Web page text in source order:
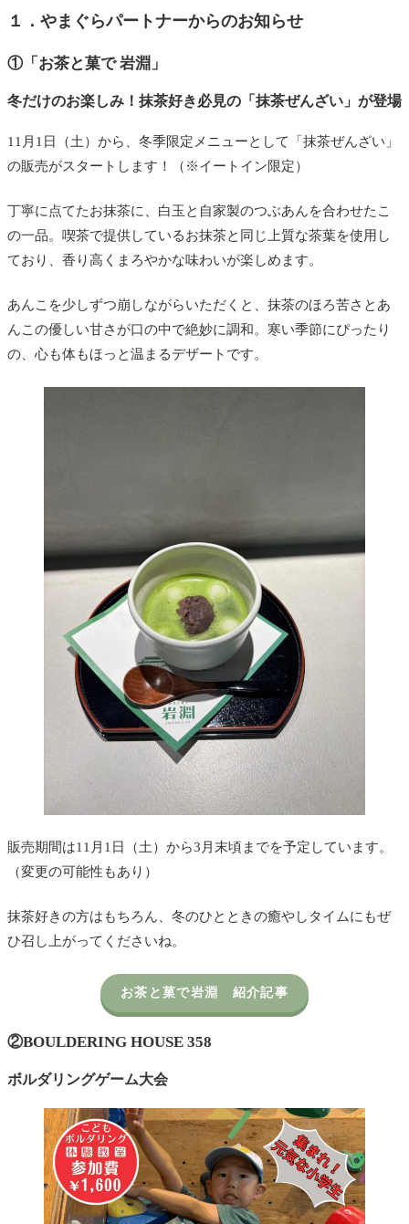
１．やまぐらパートナーからのお知らせ
①「お茶と菓で 岩淵」
冬だけのお楽しみ！抹茶好き必見の「抹茶ぜんざい」が登場
11月1日（土）から、冬季限定メニューとして「抹茶ぜんざい」
の販売がスタートします！（※イートイン限定）
丁寧に点てたお抹茶に、白玉と自家製のつぶあんを合わせたこ
の一品。喫茶で提供しているお抹茶と同じ上質な茶葉を使用し
ており、香り高くまろやかな味わいが楽しめます。
あんこを少しずつ崩しながらいただくと、抹茶のほろ苦さとあ
んこの優しい甘さが口の中で絶妙に調和。寒い季節にぴったり
の、心も体もほっと温まるデザートです。
販売期間は11月1日（土）から3月末頃までを予定しています。
（変更の可能性もあり）
抹茶好きの方はもちろん、冬のひとときの癒やしタイムにもぜ
ひ召し上がってくださいね。
お茶と菓で岩淵 紹介記事
②BOULDERING HOUSE 358
ボルダリングゲーム大会